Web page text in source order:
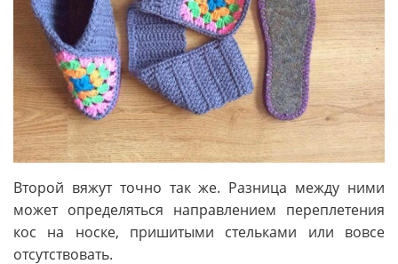
Второй вяжут точно так же. Разница между ними
может определяться направлением переплетения
кос на носке, пришитыми стельками или вовсе
отсутствовать.